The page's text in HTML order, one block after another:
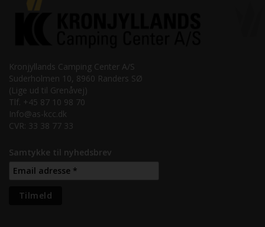
Kronjyllands Camping Center A/S
Suderholmen 10, 8960 Randers SØ
(Lige ud til Grenåvej)
Tlf. +45 87 10 98 70
Info@as-kcc.dk
CVR: 33 38 77 33
Samtykke til nyhedsbrev